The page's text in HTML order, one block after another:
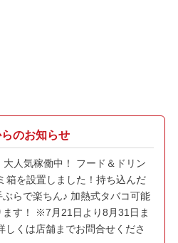
のお知らせ
人気稼働中！ フード＆ドリン
箱を設置しました！持ち込んだ
らで楽ちん♪ 加熱式タバコ可能
ます！ ※7月21日より8月31日ま
しくは店舗までお問合せくださ